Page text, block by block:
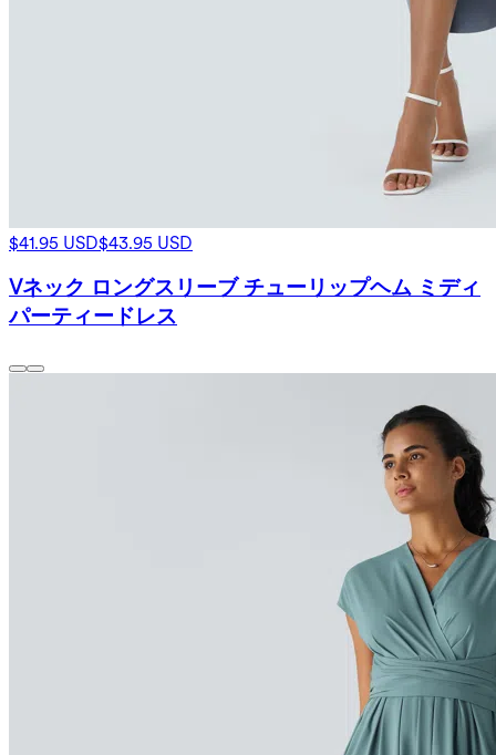
$41.95 USD$43.95 USD
Vネック ロングスリーブ チューリップヘム ミディ
パーティードレス